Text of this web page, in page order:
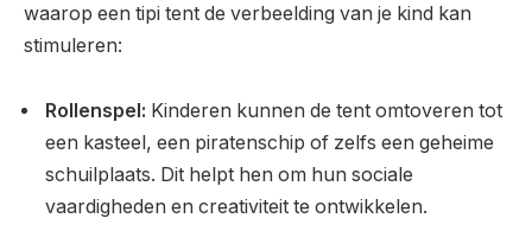
waarop een tipi tent de verbeelding van je kind kan
stimuleren:
Rollenspel: Kinderen kunnen de tent omtoveren tot
een kasteel, een piratenschip of zelfs een geheime
schuilplaats. Dit helpt hen om hun sociale
vaardigheden en creativiteit te ontwikkelen.